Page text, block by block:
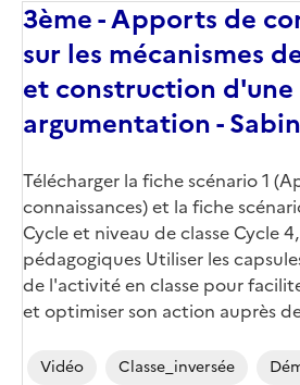
3ème - Apports de
sur les mécanismes
et construction d'une
argumentation -
Télécharger la fiche scénario 1
connaissances) et la fiche
Cycle et niveau de classe Cycle
pédagogiques Utiliser les
de l'activité en classe pour
et optimiser son action auprès
Vidéo Classe_inversée